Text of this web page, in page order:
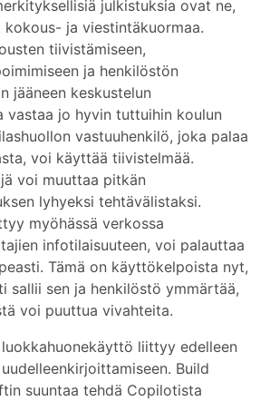
julkistuksia ovat ne,
ja viestintäkuormaa.
tiivistämiseen,
ja henkilöstön
jääneen keskustelun
vastaa jo hyvin tuttuihin koulun
vastuuhenkilö, joka palaa
voi käyttää tiivistelmää.
voi muuttaa pitkän
lyhyeksi tehtävälistaksi.
myöhässä verkossa
infotilaisuuteen, voi palauttaa
Tämä on käyttökelpoista nyt,
sallii sen ja henkilöstö ymmärtää,
voi puuttua vivahteita.
liittyy edelleen
Build
suuntaa tehdä Copilotista